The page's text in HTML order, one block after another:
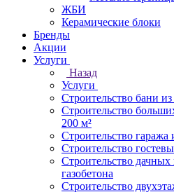
ЖБИ
Керамические блоки
Бренды
Акции
Услуги
Назад
Услуги
Строительство бани из
Строительство
200 м²
Строительство гаража
Строительство
Строительство
газобетона
Строительство